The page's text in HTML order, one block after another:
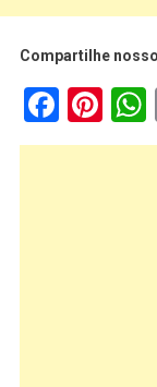
Compartilhe